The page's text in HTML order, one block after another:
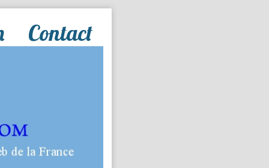
Contact